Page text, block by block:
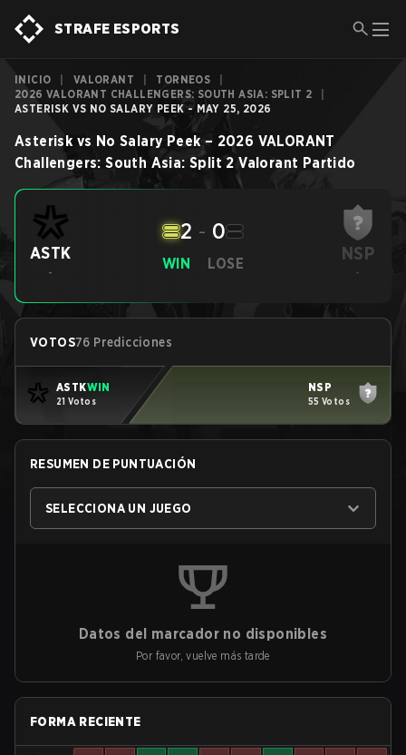
STRAFE ESPORTS
INICIO VALORANT TORNEOS
2026 VALORANT CHALLENGERS: SOUTH ASIA: SPLIT 2
ASTERISK VS NO SALARY PEEK - MAY 25, 2026
Asterisk vs No Salary Peek– 2026 VALORANT
Challengers: South Asia: Split 2 Valorant Partido
ASTK
-
WIN
2 - 0
LOSE NSP
-
VOTOS76 Predicciones
ASTKWIN
21 Votos
NSP
55 Votos
RESUMEN DE PUNTUACIÓN
SELECCIONA UN JUEGO
Datos del marcador no disponibles
Por favor, vuelve más tarde
FORMA RECIENTE